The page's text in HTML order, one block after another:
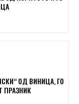
ОД ВИНИЦА, ГО
ПРАЗНИК